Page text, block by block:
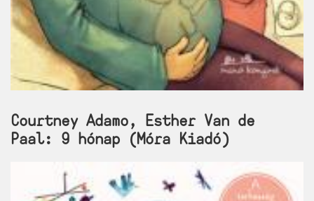
Courtney Adamo, Esther Van de
Paal: 9 hónap (Móra Kiadó)